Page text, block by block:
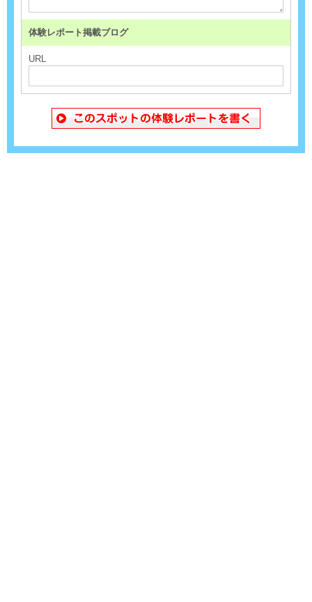
体験レポート掲載ブログ
URL